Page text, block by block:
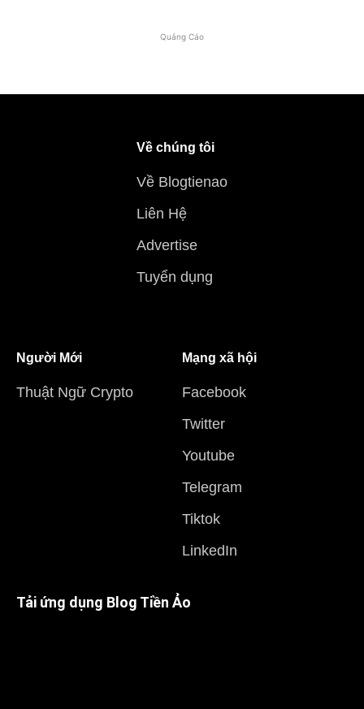
Quảng Cáo
Về chúng tôi
Về Blogtienao
Liên Hệ
Advertise
Tuyển dụng
Người Mới
Thuật Ngữ Crypto
Mạng xã hội
Facebook
Twitter
Youtube
Telegram
Tiktok
LinkedIn
Tải ứng dụng Blog Tiền Ảo